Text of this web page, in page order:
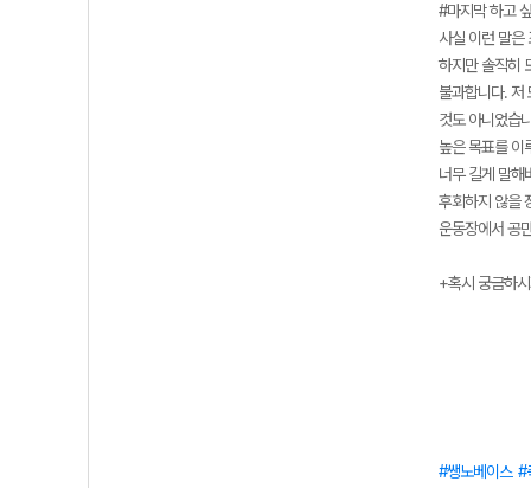
#마지막 하고
사실 이런 말은
하지만 솔직히
불과합니다. 저
것도 아니었습
높은 목표를 이
너무 길게 말해
후회하지 않을
운동장에서 공
+혹시 궁금하
쌩노베이스